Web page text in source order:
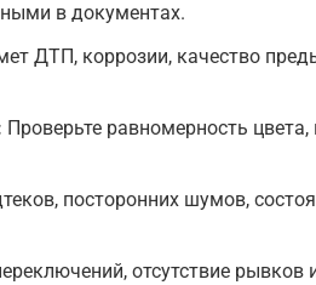
в документах.
ДТП, коррозии, качество
Проверьте равномерность
посторонних шумов,
отсутствие рывков